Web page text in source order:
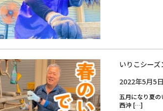
いりこシー
2022年5月5日
五月になり夏
西沖 […]